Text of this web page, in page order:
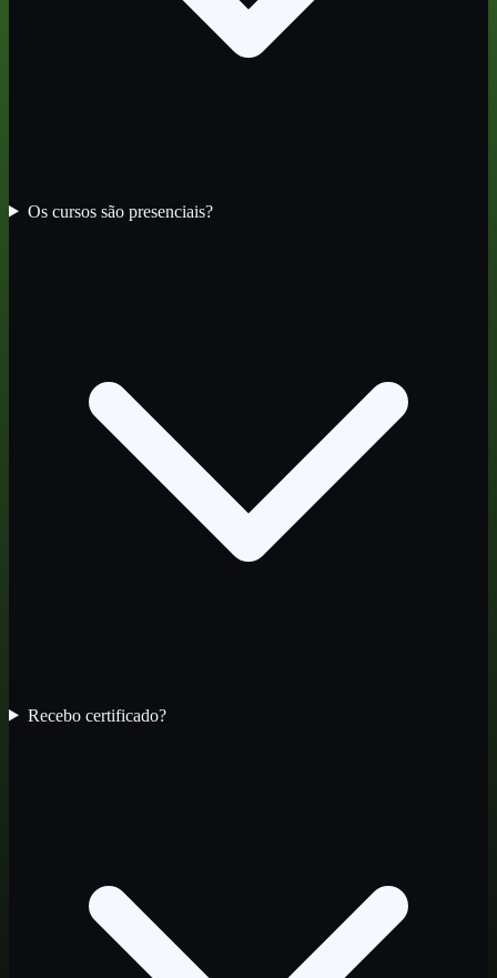
Os cursos são presenciais?
Recebo certificado?